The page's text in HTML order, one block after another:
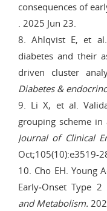
consequences of
. 2025 Jun 23.
8. Ahlqvist E, et
diabetes and their
driven cluster
Diabetes &
9. Li X, et al.
grouping scheme in
Journal of Clinical
Oct;105(10):e3519-
10. Cho EH. Young
Early‑Onset Type
and Metabolism.